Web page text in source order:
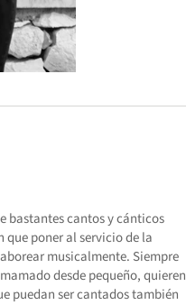
bastantes cantos y cánticos
poner al servicio de la
musicalmente. Siempre
desde pequeño, quieren
puedan ser cantados también